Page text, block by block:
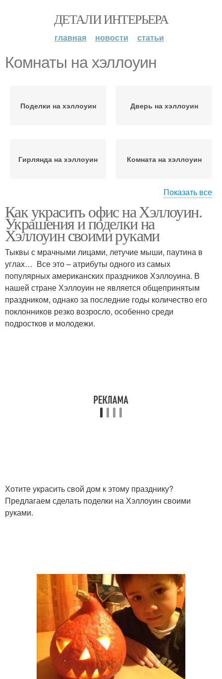
ДЕТАЛИ ИНТЕРЬЕРА
главная новости статьи
Комнаты на хэллоуин
Поделки на хэллоуин Дверь на хэллоуин
Гирлянда на хэллоуин Комната на хэллоуин
Украшения на хэллоуин Двери на хэллоуин
Показать все
Как украсить офис на Хэллоуин.
Украшения и поделки на
Хэллоуин своими руками
Тыквы с мрачными лицами, летучие мыши, паутина в
углах… Все это – атрибуты одного из самых
популярных американских праздников Хэллоуина. В
нашей стране Хэллоуин не является общепринятым
праздником, однако за последние годы количество его
поклонников резко возросло, особенно среди
подростков и молодежи.
Хотите украсить свой дом к этому празднику?
Предлагаем сделать поделки на Хэллоуин своими
руками.